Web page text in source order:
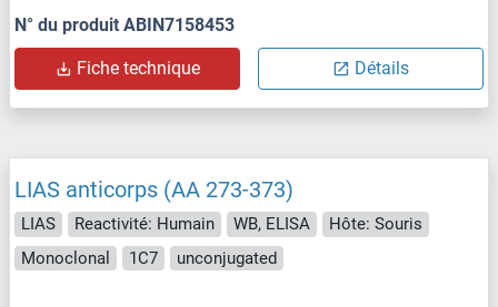
N° du produit ABIN7158453
Fiche technique Détails
LIAS anticorps (AA 273-373)
LIAS Reactivité: Humain WB, ELISA
Hôte: Souris
Monoclonal
1C7 unconjugated